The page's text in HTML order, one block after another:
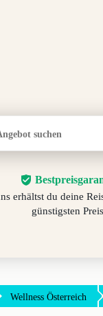
suchen
erhältst du deine
günstigsten
Wellness Österreich